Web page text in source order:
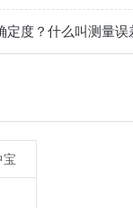
定度？什么叫测量误
宝